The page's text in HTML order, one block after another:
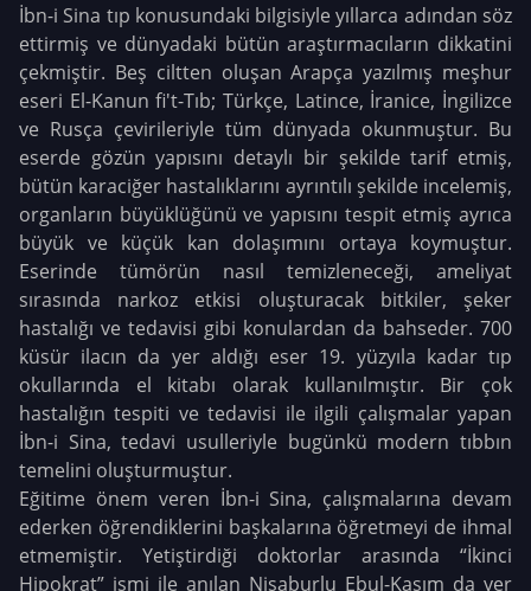
İbn-i Sina tıp konusundaki bilgisiyle yıllarca adından söz
ettirmiş ve dünyadaki bütün araştırmacıların dikkatini
çekmiştir. Beş ciltten oluşan Arapça yazılmış meşhur
eseri El-Kanun fi't-Tıb; Türkçe, Latince, İranice, İngilizce
ve Rusça çevirileriyle tüm dünyada okunmuştur. Bu
eserde gözün yapısını detaylı bir şekilde tarif etmiş,
bütün karaciğer hastalıklarını ayrıntılı şekilde incelemiş,
organların büyüklüğünü ve yapısını tespit etmiş ayrıca
büyük ve küçük kan dolaşımını ortaya koymuştur.
Eserinde tümörün nasıl temizleneceği, ameliyat
sırasında narkoz etkisi oluşturacak bitkiler, şeker
hastalığı ve tedavisi gibi konulardan da bahseder. 700
küsür ilacın da yer aldığı eser 19. yüzyıla kadar tıp
okullarında el kitabı olarak kullanılmıştır. Bir çok
hastalığın tespiti ve tedavisi ile ilgili çalışmalar yapan
İbn-i Sina, tedavi usulleriyle bugünkü modern tıbbın
temelini oluşturmuştur.
Eğitime önem veren İbn-i Sina, çalışmalarına devam
ederken öğrendiklerini başkalarına öğretmeyi de ihmal
etmemiştir. Yetiştirdiği doktorlar arasında “İkinci
Hipokrat” ismi ile anılan Nişaburlu Ebul-Kasım da yer